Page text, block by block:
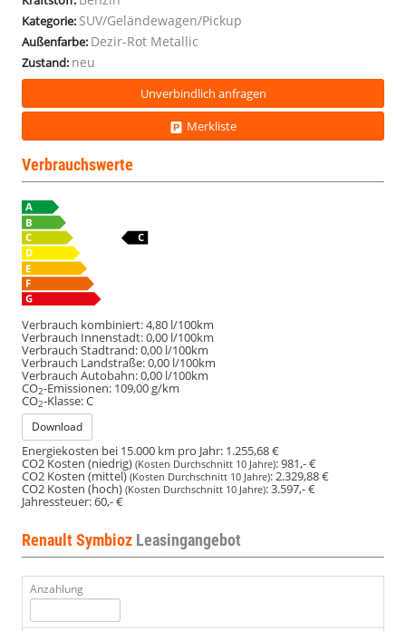
Wartung
inklusive
Wartung
inklusive
Kategorie: SUV/Geländewagen/Pickup
Außenfarbe: Dezir-Rot Metallic
Zustand: neu
Unverbindlich anfragen
Merkliste
Verbrauchswerte
Verbrauch kombiniert:4,80 l/100km
Verbrauch Innenstadt:0,00 l/100km
Verbrauch Stadtrand:0,00 l/100km
Verbrauch Landstraße:0,00 l/100km
Verbrauch Autobahn:0,00 l/100km
CO2-Emissionen: 109,00 g/km
CO2-Klasse:C
Download
Energiekosten bei 15.000 km pro Jahr: 1.255,68 €
CO2 Kosten (niedrig) (Kosten Durchschnitt 10 Jahre):981,- €
CO2 Kosten (mittel)(Kosten Durchschnitt 10 Jahre): 2.329,88 €
CO2 Kosten (hoch) (Kosten Durchschnitt 10 Jahre):3.597,- €
Jahressteuer:60,- €
Renault Symbioz Leasingangebot
Anzahlung